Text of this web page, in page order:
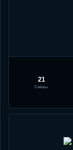
21
Сейвы